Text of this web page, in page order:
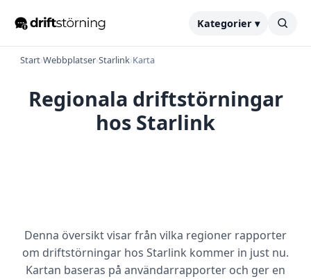
Kategorier ▾
Start›Webbplatser›Starlink›Karta
Regionala driftstörningar
hos Starlink
Denna översikt visar från vilka regioner rapporter
om driftstörningar hos Starlink kommer in just nu.
Kartan baseras på användarrapporter och ger en